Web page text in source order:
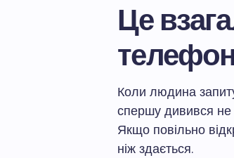
Це
Коли людина
спершу дивився не
Якщо повільно
ніж здається.